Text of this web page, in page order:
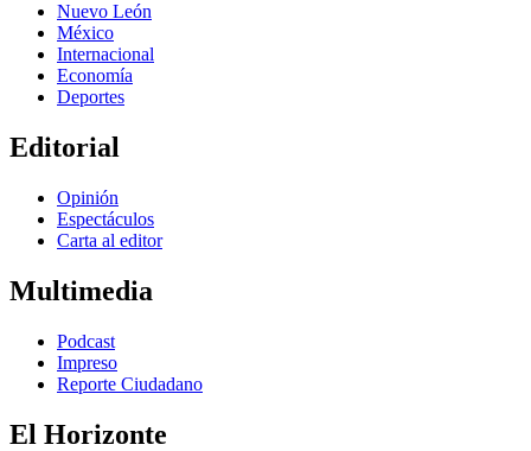
Nuevo León
México
Internacional
Economía
Deportes
Editorial
Opinión
Espectáculos
Carta al editor
Multimedia
Podcast
Impreso
Reporte Ciudadano
El Horizonte